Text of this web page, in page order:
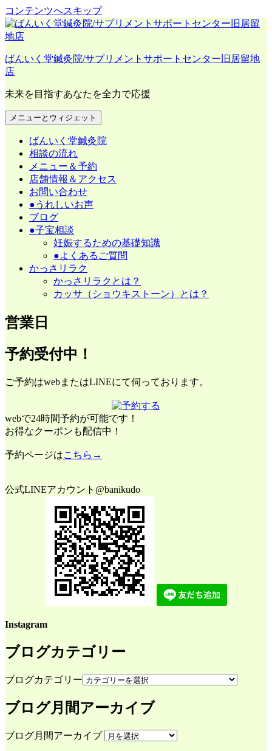
コンテンツへスキップ
ばんいく堂鍼灸院/サプリメントサポートセンター旧居留地
店
未来を目指すあなたを全力で応援
メニューとウィジェット
ばんいく堂鍼灸院
相談の流れ
メニュー＆予約
店舗情報＆アクセス
お問い合わせ
●うれしいお声
ブログ
●子宝相談
妊娠するための基礎知識
●よくあるご質問
かっさリラク
かっさリラクとは？
カッサ（ショウキストーン）とは？
営業日
予約受付中！
ご予約はwebまたはLINEにて伺っております。
webで24時間予約が可能です！
お得なクーポンも配信中！
予約ページはこちら→
公式LINEアカウント@banikudo
Instagram
ブログカテゴリー
ブログカテゴリー
ブログ月間アーカイブ
ブログ月間アーカイブ